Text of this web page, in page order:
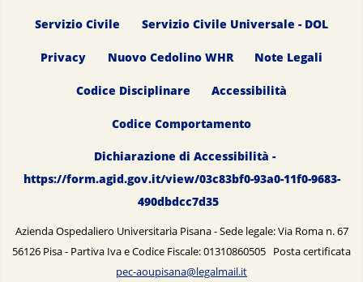
Servizio Civile Servizio Civile Universale - DOL
Privacy Nuovo Cedolino WHR Note Legali
Codice Disciplinare Accessibilità
Codice Comportamento
Dichiarazione di Accessibilità -
https://form.agid.gov.it/view/03c83bf0-93a0-11f0-9683-
490dbdcc7d35
Azienda Ospedaliero Universitaria Pisana - Sede legale: Via Roma n. 67
56126 Pisa - Partiva Iva e Codice Fiscale: 01310860505 Posta certificata
pec-aoupisana@legalmail.it